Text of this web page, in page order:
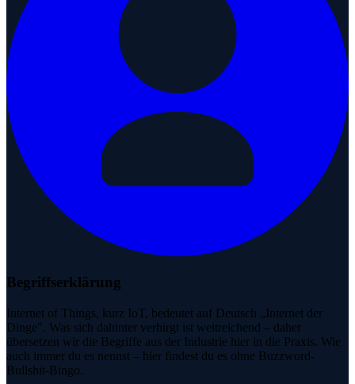
Begriffserklärung
Internet of Things, kurz IoT, bedeutet auf Deutsch „Internet der
Dinge". Was sich dahinter verbirgt ist weitreichend – daher
übersetzen wir die Begriffe aus der Industrie hier in die Praxis. Wie
auch immer du es nennst – hier findest du es ohne Buzzword-
Bullshit-Bingo.